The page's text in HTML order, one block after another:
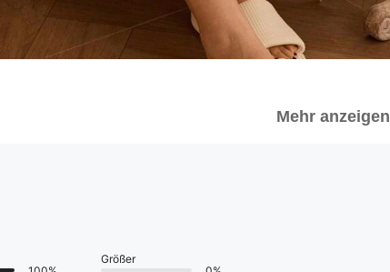
Mehr anzeigen
Größer